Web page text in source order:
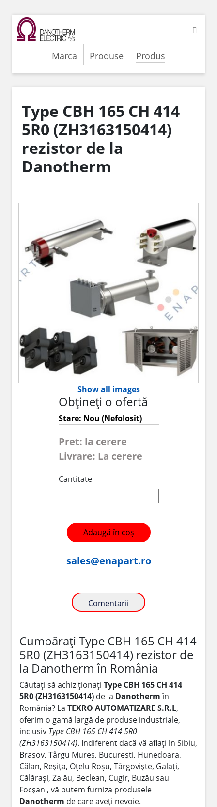
Marca Produse Produs
Type CBH 165 CH 414
5R0 (ZH3163150414)
rezistor de la
Danotherm
Show all images
Obțineți o ofertă
Stare: Nou (Nefolosit)
Pret: la cerere
Livrare: La cerere
Cantitate
Adaugă în coș
sales@enapart.ro
Comentarii
Cumpărați Type CBH 165 CH 414
5R0 (ZH3163150414) rezistor de
la Danotherm în România
Căutați să achiziționați Type CBH 165 CH 414
5R0 (ZH3163150414) de la Danothermîn
România? La TEXRO AUTOMATIZARE S.R.L,
oferim o gamă largă de produse industriale,
inclusiv Type CBH 165 CH 414 5R0
(ZH3163150414). Indiferent dacă vă aflați în Sibiu,
Brașov, Târgu Mureș, București, Hunedoara,
Călan, Reșița, Oțelu Roșu, Târgoviște, Galați,
Călărași, Zalău, Beclean, Cugir, Buzău sau
Focșani, vă putem furniza produsele
Danotherm de care aveți nevoie.